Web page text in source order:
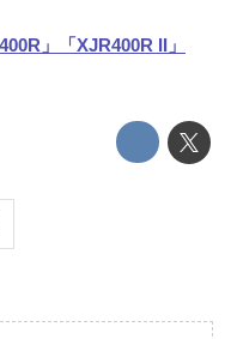
」「XJR400R II」